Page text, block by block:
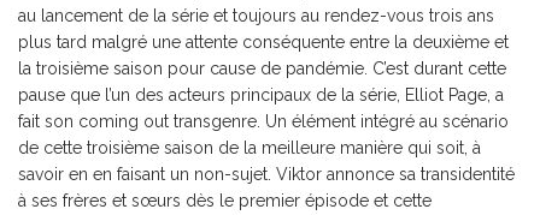
au lancement de la série et toujours au rendez-vous trois ans
plus tard malgré une attente conséquente entre la deuxième et
la troisième saison pour cause de pandémie. C’est durant cette
pause que l’un des acteurs principaux de la série, Elliot Page, a
fait son coming out transgenre. Un élément intégré au scénario
de cette troisième saison de la meilleure manière qui soit, à
savoir en en faisant un non-sujet. Viktor annonce sa transidentité
à ses frères et sœurs dès le premier épisode et cette